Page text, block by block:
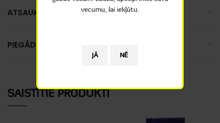
ATSAUKSMES (0)
PIEGĀDE
SAISTĪTIE PRODUKTI
vecumu, lai iekļūtu.